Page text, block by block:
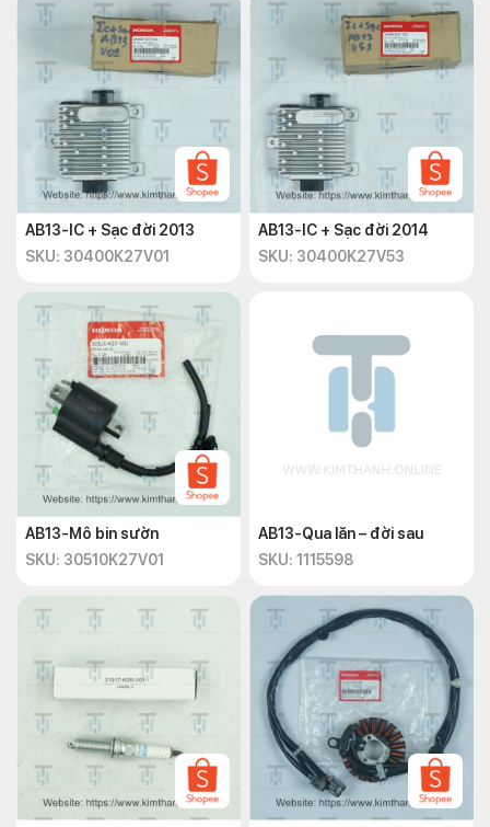
AB13-IC + Sạc đời 2013
SKU: 30400K27V01
AB13-IC + Sạc đời 2014
SKU: 30400K27V53
AB13-Mô bin sườn
SKU: 30510K27V01
AB13-Qua lăn – đời sau
SKU: 1115598